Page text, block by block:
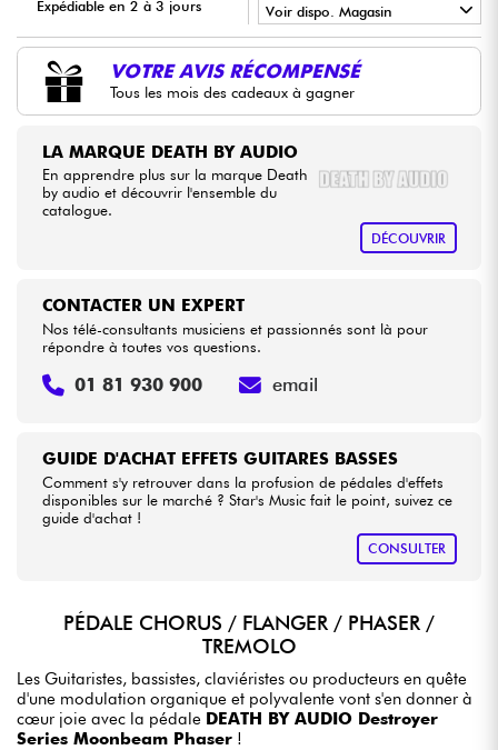
Câbles & Access.
HiFi
Packs
Expédiable en 2 à 3 jours
Voir dispo. Magasin
• LA PÉDALE BYStar'SMusic
• Music
VOTRE AVIS RÉCOMPENSÉ
Tous les mois des cadeaux à gagner
LA MARQUE DEATH BY AUDIO
En apprendre plus sur la marque Death
by audio et découvrir l'ensemble du
catalogue.
DÉCOUVRIR
GUIDE D'ACHAT EFFETS GUITARES BASSES
Comment s'y retrouver dans la profusion de pédales d'effets
disponibles sur le marché ? Star's Music fait le point, suivez ce
guide d'achat !
CONSULTER
CONTACTER UN EXPERT
Nos télé-consultants musiciens et passionnés sont là pour
répondre à toutes vos questions.
01 81 930 900 email
PÉDALE CHORUS / FLANGER / PHASER /
TREMOLO
Les Guitaristes, bassistes, claviéristes ou producteurs en quête
d'une modulation organique et polyvalente vont s'en donner à
cœur joie avec la pédale DEATH BY AUDIO Destroyer
Series Moonbeam Phaser !